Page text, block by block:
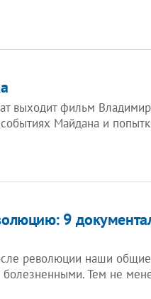
выходит фильм
Майдана и
9
революции наши
болезненными. Тем не